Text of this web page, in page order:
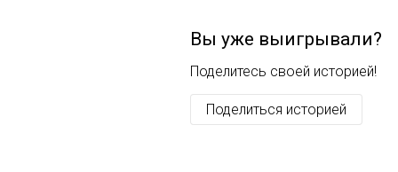
Вы уже выигрывали?
Поделитесь своей историей!
Поделиться историей